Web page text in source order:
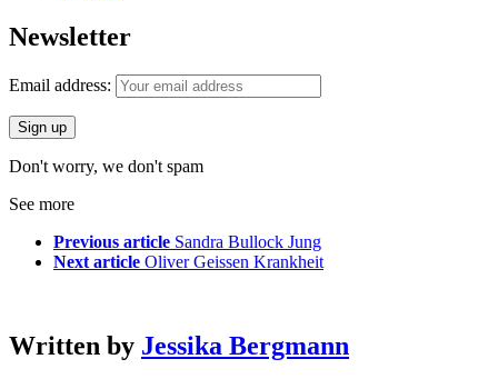
Newsletter
Email address:
Don't worry, we don't spam
See more
Previous article Sandra Bullock Jung
Next article Oliver Geissen Krankheit
Written by Jessika Bergmann